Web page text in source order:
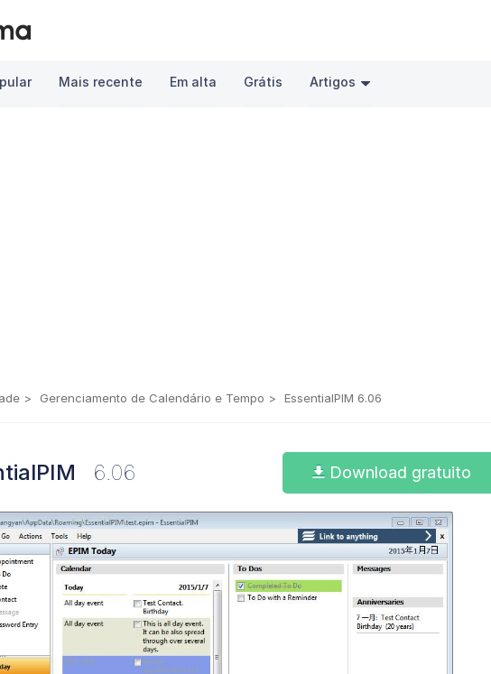
Mais recente Em alta Grátis Artigos
Gerenciamento de Calendário e Tempo EssentialPIM 6.06
6.06 Download gratuito